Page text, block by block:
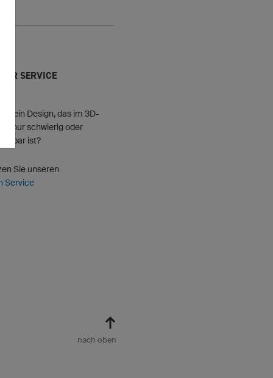
SERVICE
ein Design, das im 3D-
nur schwierig oder
ist?
Sie unseren
Service
nach oben